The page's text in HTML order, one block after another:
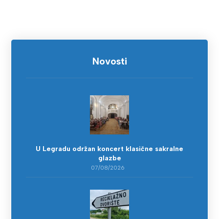
Novosti
U Legradu održan koncert klasične sakralne
glazbe
07/08/2026